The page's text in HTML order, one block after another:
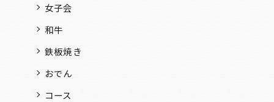
女子会
和牛
鉄板焼き
おでん
コース